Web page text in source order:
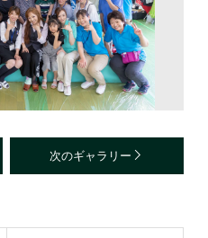
次のギャラリー